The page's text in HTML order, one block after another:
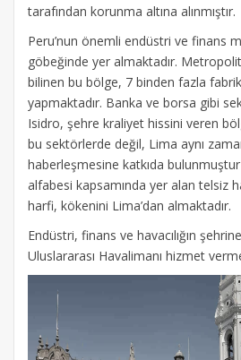
tarafından korunma altına alınmıştır.
Peru’nun önemli endüstri ve finans
göbeğinde yer almaktadır.
bilinen bu bölge, 7 binden fazla
yapmaktadır. Banka ve borsa gibi
Isidro, şehre kraliyet hissini veren
bu sektörlerde değil, Lima aynı
haberleşmesine katkıda
alfabesi kapsamında yer alan telsiz
harfi, kökenini Lima’dan almaktadır.
Endüstri, finans ve havacılığın
Uluslararası Havalimanı hizmet